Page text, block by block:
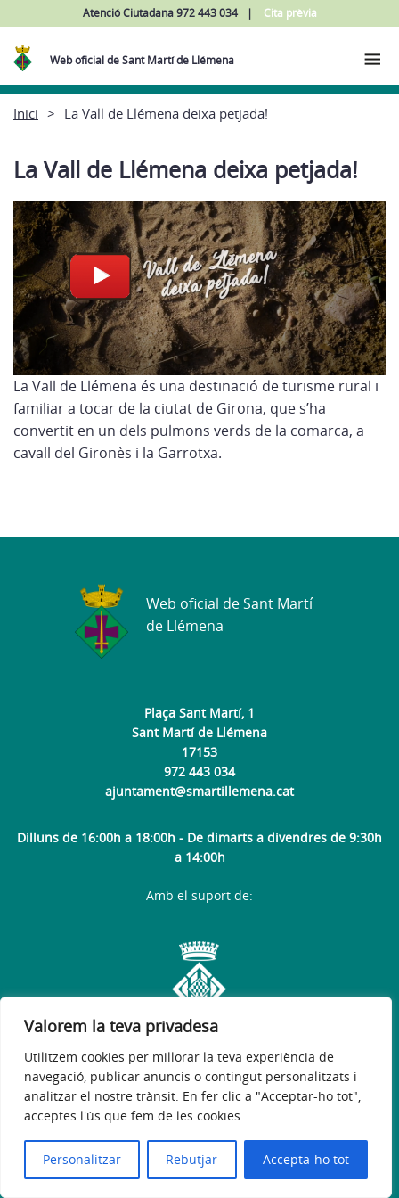
Valorem la teva privadesa
Utilitzem cookies per millorar la teva experiència de
navegació, publicar anuncis o contingut personalitzats i
analitzar el nostre trànsit. En fer clic a "Acceptar-ho tot",
acceptes l'ús que fem de les cookies.
Personalitzar Rebutjar Accepta-ho tot
Atenció Ciutadana 972 443 034 Cita prèvia
Web oficial de Sant Martí de Llémena
Inici La Vall de Llémena deixa petjada!
La Vall de Llémena deixa petjada!
La Vall de Llémena és una destinació de turisme rural i
familiar a tocar de la ciutat de Girona, que s’ha
convertit en un dels pulmons verds de la comarca, a
cavall del Gironès i la Garrotxa.
Plaça Sant Martí, 1
Sant Martí de Llémena
17153
972 443 034
ajuntament@smartillemena.cat
Dilluns de 16:00h a 18:00h - De dimarts a divendres de 9:30h
a 14:00h
Web oficial de Sant Martí
de Llémena
Avís legal Política de privacitat
© 2026
Amb el suport de: